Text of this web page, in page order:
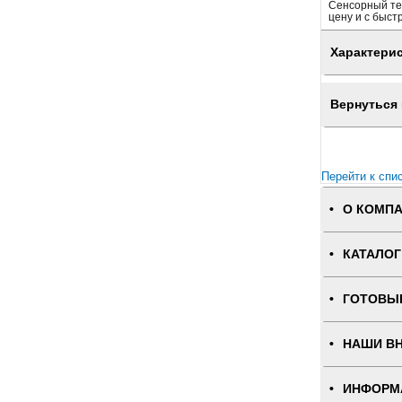
Сенсорный
цену и с
Вернуться
Перейти к
О
КАТАЛОГ
НАШИ